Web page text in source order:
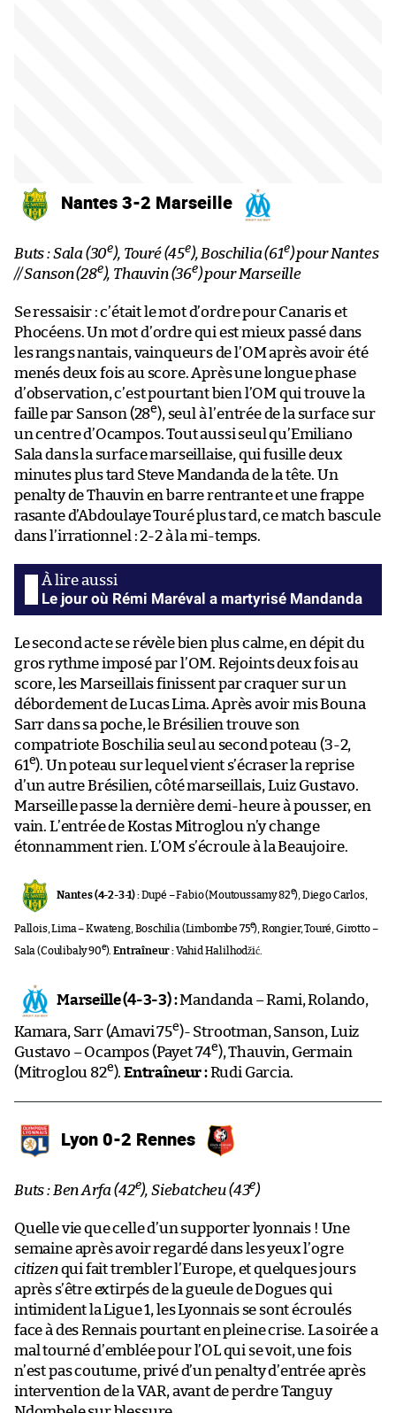
Nantes 3-2 Marseille
Buts : Sala (30e), Touré (45e), Boschilia (61e) pour Nantes
// Sanson (28e), Thauvin (36e) pour Marseille
Se ressaisir : c’était le mot d’ordre pour Canaris et
Phocéens. Un mot d’ordre qui est mieux passé dans
les rangs nantais, vainqueurs de l’OM après avoir été
menés deux fois au score. Après une longue phase
d’observation, c’est pourtant bien l’OM qui trouve la
faille par Sanson (28e), seul à l’entrée de la surface sur
un centre d’Ocampos. Tout aussi seul qu’Emiliano
Sala dans la surface marseillaise, qui fusille deux
minutes plus tard Steve Mandanda de la tête. Un
penalty de Thauvin en barre rentrante et une frappe
rasante d’Abdoulaye Touré plus tard, ce match bascule
dans l’irrationnel : 2-2 à la mi-temps.
Le jour où Rémi Maréval a martyrisé Mandanda
Le second acte se révèle bien plus calme, en dépit du
gros rythme imposé par l’OM. Rejoints deux fois au
score, les Marseillais finissent par craquer sur un
débordement de Lucas Lima. Après avoir mis Bouna
Sarr dans sa poche, le Brésilien trouve son
compatriote Boschilia seul au second poteau (3-2,
61e). Un poteau sur lequel vient s’écraser la reprise
d’un autre Brésilien, côté marseillais, Luiz Gustavo.
Marseille passe la dernière demi-heure à pousser, en
vain. L’entrée de Kostas Mitroglou n’y change
étonnamment rien. L’OM s’écroule à la Beaujoire.
Nantes (4-2-3-1) :Dupé – Fabio (Moutoussamy 82e), Diego Carlos,
Pallois, Lima – Kwateng, Boschilia (Limbombe 75e), Rongier, Touré, Girotto –
Sala (Coulibaly 90e).Entraîneur :Vahid Halilhodžić.
Marseille (4-3-3) :Mandanda – Rami, Rolando,
Kamara, Sarr (Amavi 75e)- Strootman, Sanson, Luiz
Gustavo – Ocampos (Payet 74e), Thauvin, Germain
(Mitroglou 82e). Entraîneur :Rudi Garcia.
Lyon 0-2 Rennes
Buts : Ben Arfa (42e), Siebatcheu (43e)
Quelle vie que celle d’un supporter lyonnais ! Une
semaine après avoir regardé dans les yeux l’ogre
citizenqui fait trembler l’Europe, et quelques jours
après s’être extirpés de la gueule de Dogues qui
intimident la Ligue 1, les Lyonnais se sont écroulés
face à des Rennais pourtant en pleine crise. La soirée a
mal tourné d’emblée pour l’OL qui se voit, une fois
n’est pas coutume, privé d’un penalty d’entrée après
intervention de la VAR, avant de perdre Tanguy